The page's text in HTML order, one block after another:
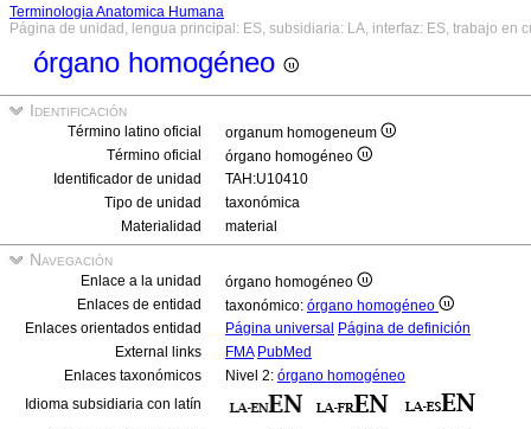
Terminologia Anatomica Humana
Página de unidad, lengua principal: ES, subsidiaria: LA, interfaz: ES, trabajo en
órgano homogéneo
Identificación
Término latino oficial
organum homogeneum
Término oficial
órgano homogéneo
Identificador de unidad
TAH:U10410
Tipo de unidad
taxonómica
Materialidad
material
Navegación
Enlace a la unidad
órgano homogéneo
Enlaces de entidad
taxonómico: órgano homogéneo
Enlaces orientados entidad
Página universal Página de definición
External links
FMA PubMed
Enlaces taxonómicos
Nivel 2: órgano homogéneo
Idioma subsidiaria con latín